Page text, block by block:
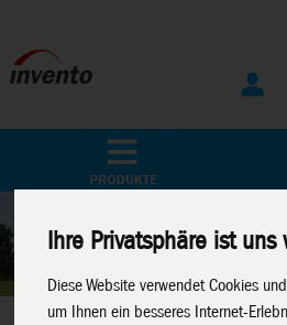
Ihre Privatsphäre ist uns
Diese Website verwendet Cookies
um Ihnen ein besseres Internet-